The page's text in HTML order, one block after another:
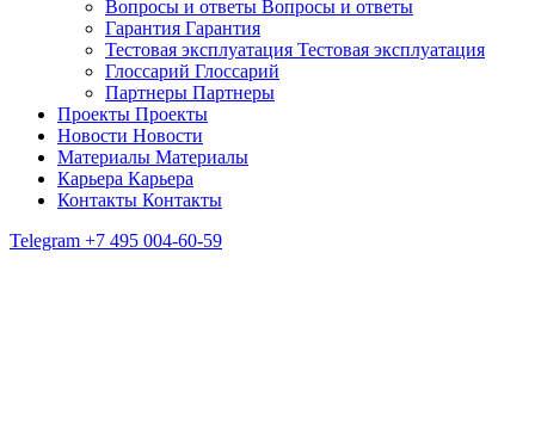
Вопросы и ответы Вопросы и ответы
Гарантия Гарантия
Тестовая эксплуатация Тестовая эксплуатация
Глоссарий Глоссарий
Партнеры Партнеры
Проекты Проекты
Новости Новости
Материалы Материалы
Карьера Карьера
Контакты Контакты
Telegram +7 495 004-60-59